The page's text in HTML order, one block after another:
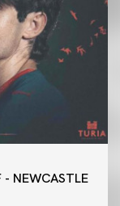
- NEWCASTLE